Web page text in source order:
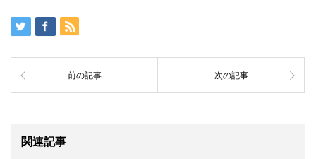
前の記事 次の記事
関連記事